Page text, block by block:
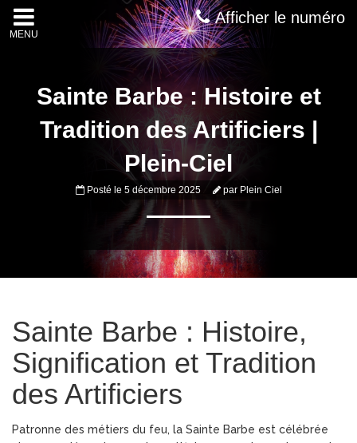
MENU
Afficher le numéro
Sainte Barbe : Histoire et
Tradition des Artificiers |
Plein-Ciel
Posté le 5 décembre 2025 par Plein Ciel
Sainte Barbe : Histoire,
Signification et Tradition
des Artificiers
Patronne des métiers du feu, la Sainte Barbe est célébrée